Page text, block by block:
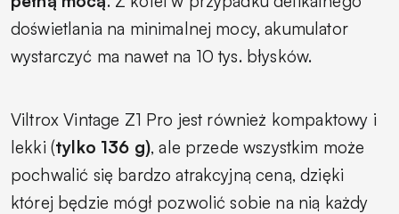
doświetlania na minimalnej mocy, akumulator
wystarczyć ma nawet na 10 tys. błysków.
Viltrox Vintage Z1 Pro jest również kompaktowy i
lekki (tylko 136 g), ale przede wszystkim może
pochwalić się bardzo atrakcyjną ceną, dzięki
której będzie mógł pozwolić sobie na nią każdy